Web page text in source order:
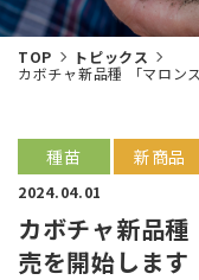
事業紹介
採用情報
お問い合わせ
TOP
トピックス
カボチャ新品種 「マロン
種苗 新商品
2024.04.01
カボチャ新品
売を開始します